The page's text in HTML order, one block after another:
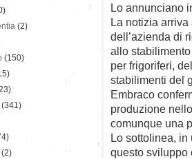
Lo annunciano
La notizia
dell’azienda di
allo
per frigoriferi,
stabilimenti del
Embraco
produzione
comunque una
Lo sottolinea,
questo sviluppo
(2)
(150)
(341)
(2)